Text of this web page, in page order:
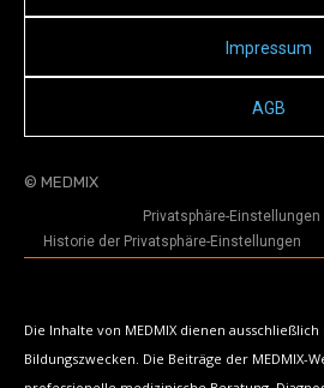
Impressum
AGB
© MEDMIX
Privatsphäre-Einstellungen
Historie der Privatsphäre-Einstellungen
Die Inhalte von MEDMIX dienen
Bildungszwecken. Die Beiträge der MEDMIX-